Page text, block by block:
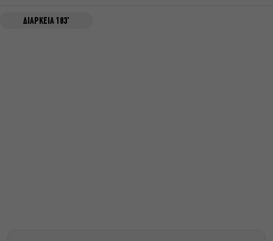
ΔΙΑΡΚΕΙΑ 183'